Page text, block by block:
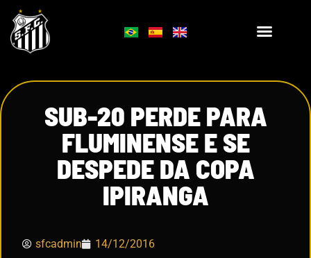
SUB-20 PERDE PARA
FLUMINENSE E SE
DESPEDE DA COPA
IPIRANGA
sfcadmin 14/12/2016